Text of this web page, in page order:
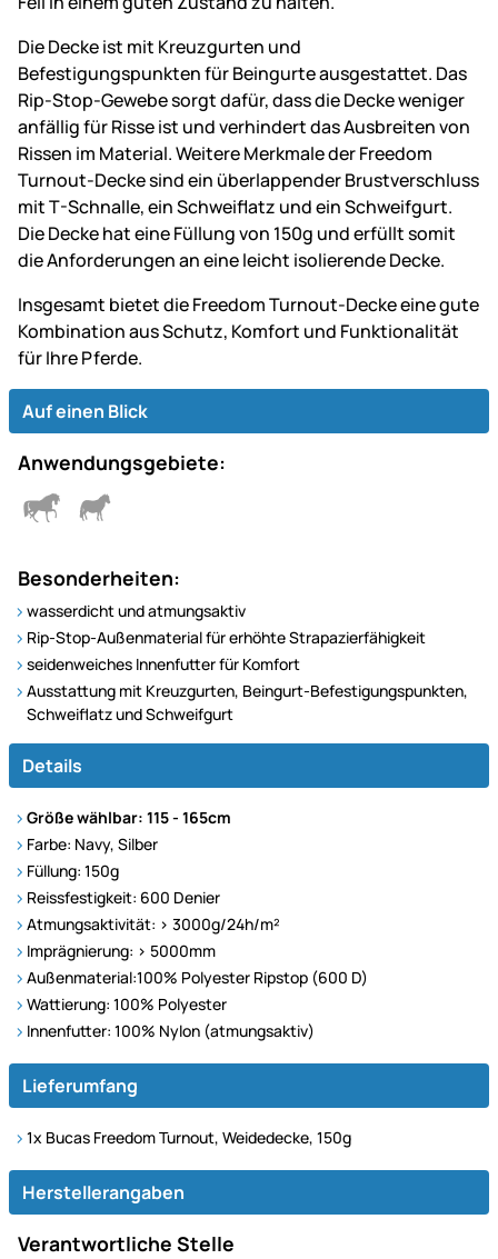
Die Decke ist mit Kreuzgurten und
Befestigungspunkten für Beingurte ausgestattet. Das
Rip-Stop-Gewebe sorgt dafür, dass die Decke weniger
anfällig für Risse ist und verhindert das Ausbreiten von
Rissen im Material. Weitere Merkmale der Freedom
Turnout-Decke sind ein überlappender Brustverschluss
mit T-Schnalle, ein Schweiflatz und ein Schweifgurt.
Die Decke hat eine Füllung von 150g und erfüllt somit
die Anforderungen an eine leicht isolierende Decke.
Insgesamt bietet die Freedom Turnout-Decke eine gute
Kombination aus Schutz, Komfort und Funktionalität
für Ihre Pferde.
Auf einen Blick
Anwendungsgebiete:
Besonderheiten:
wasserdicht und atmungsaktiv
Rip-Stop-Außenmaterial für erhöhte Strapazierfähigkeit
seidenweiches Innenfutter für Komfort
Ausstattung mit Kreuzgurten, Beingurt-Befestigungspunkten,
Schweiflatz und Schweifgurt
Details
Größe wählbar: 115 - 165cm
Farbe: Navy, Silber
Füllung: 150g
Reissfestigkeit: 600 Denier
Atmungsaktivität: > 3000g/24h/m²
Imprägnierung: > 5000mm
Außenmaterial:100% Polyester Ripstop (600 D)
Wattierung: 100% Polyester
Innenfutter: 100% Nylon (atmungsaktiv)
Lieferumfang
1x Bucas Freedom Turnout, Weidedecke, 150g
Herstellerangaben
Verantwortliche Stelle